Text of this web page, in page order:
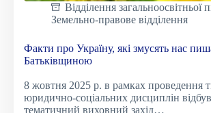
Відділення загальноосвітньої
Земельно-правове відділення
Факти про Україну, які змусять нас
Батьківщиною
8 жовтня 2025 р. в рамках проведення
юридично-соціальних дисциплін
тематичний виховний захід…